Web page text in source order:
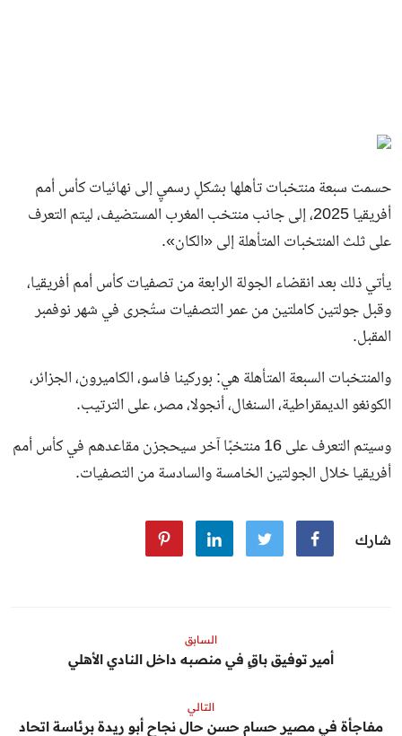
حسمت سبعة منتخبات تأهلها بشكلٍ رسميٍ إلى نهائيات كأس أمم
أفريقيا 2025، إلى جانب منتخب المغرب المستضيف، ليتم التعرف
على ثلث المنتخبات المتأهلة إلى «الكان».
يأتي ذلك بعد انقضاء الجولة الرابعة من تصفيات كأس أمم أفريقيا،
وقبل جولتين كاملتين من عمر التصفيات ستُجرى في شهر نوفمبر
المقبل.
والمنتخبات السبعة المتأهلة هي: بوركينا فاسو، الكاميرون، الجزائر،
الكونغو الديمقراطية، السنغال، أنجولا، مصر، على الترتيب.
وسيتم التعرف على 16 منتخبًا آخر سيحجزن مقاعدهم في كأس أمم
أفريقيا خلال الجولتين الخامسة والسادسة من التصفيات.
شارك
السابق
أمير توفيق باقٍ في منصبه داخل النادي الأهلي
التالي
مفاجأة في مصير حسام حسن حال نجاح أبو ريدة برئاسة اتحاد